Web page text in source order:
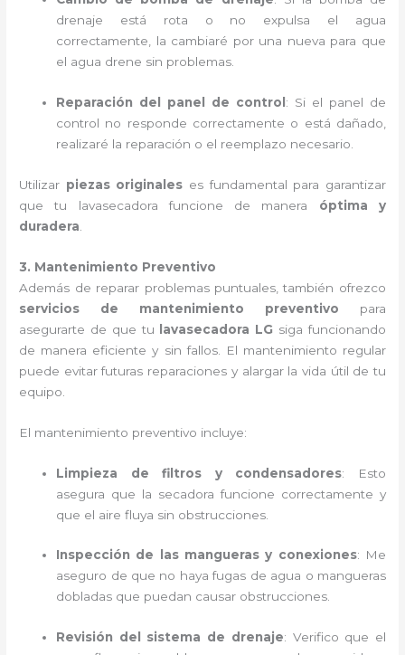
drenaje está rota o no expulsa el agua
correctamente, la cambiaré por una nueva para que
el agua drene sin problemas.
Reparación del panel de control : Si el panel de
control no responde correctamente o está dañado,
realizaré la reparación o el reemplazo necesario.
Utilizar piezas originales es fundamental para garantizar
que tu lavasecadora funcione de manera óptima y
duradera
3. Mantenimiento Preventivo
Además de reparar problemas puntuales, también ofrezco
servicios de mantenimiento preventivo para
asegurarte de que tu
lavasecadora LG siga funcionando
de manera eficiente y sin fallos. El mantenimiento regular
puede evitar futuras reparaciones y alargar la vida útil de tu
equipo.
El mantenimiento preventivo incluye:
Limpieza de filtros y condensadores: Esto
asegura que la secadora funcione correctamente y
que el aire fluya sin obstrucciones.
Inspección de las mangueras y conexiones: Me
aseguro de que no haya fugas de agua o mangueras
dobladas que puedan causar obstrucciones.
Revisión del sistema de drenaje: Verifico que el